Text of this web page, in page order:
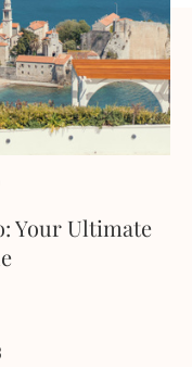
Your Ultimate